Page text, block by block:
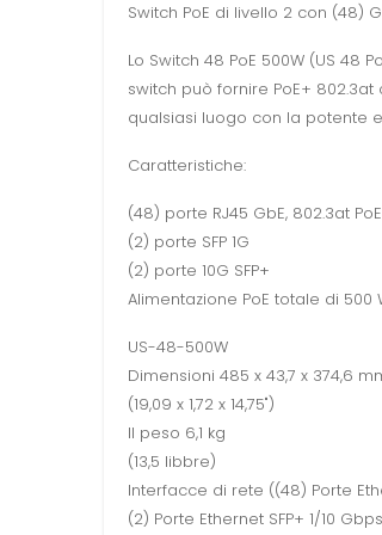
Switch PoE di livello 2 con (48)
Lo Switch 48 PoE 500W (US 48
switch può fornire PoE+
qualsiasi luogo con la potente
Caratteristiche:
(48) porte RJ45 GbE, 802.3at
(2) porte SFP 1G
(2) porte 10G SFP+
Alimentazione PoE totale di 500
US-48-500W
Dimensioni 485 x 43,7 x 374,6
(19,09 x 1,72 x 14,75")
Il peso 6,1 kg
(13,5 libbre)
Interfacce di rete ((48) Porte
(2) Porte Ethernet SFP+ 1/10 Gbps